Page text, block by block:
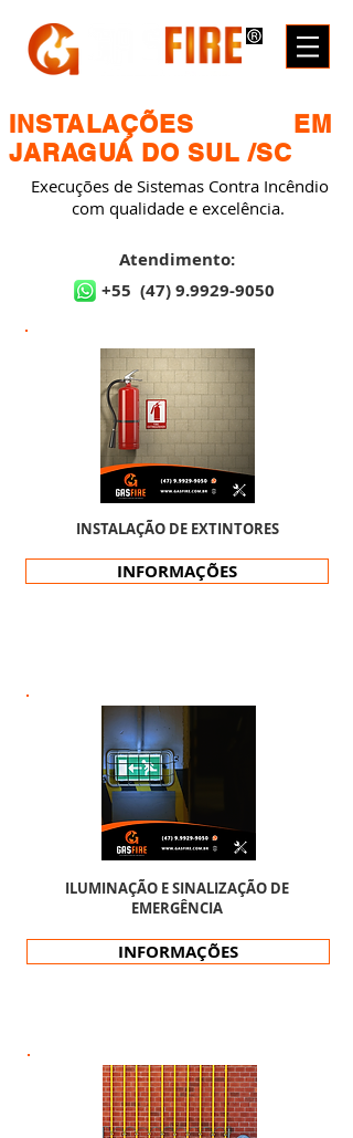
INSTALAÇÕES EM
JARAGUÁ DO SUL /SC
Execuções de Sistemas Contra Incêndio
com qualidade e excelência.
Atendimento:
+55 (47) 9.9929-9050
INFORMAÇÕES
INSTALAÇÃO DE EXTINTORES
INFORMAÇÕES
ILUMINAÇÃO E SINALIZAÇÃO DE
EMERGÊNCIA